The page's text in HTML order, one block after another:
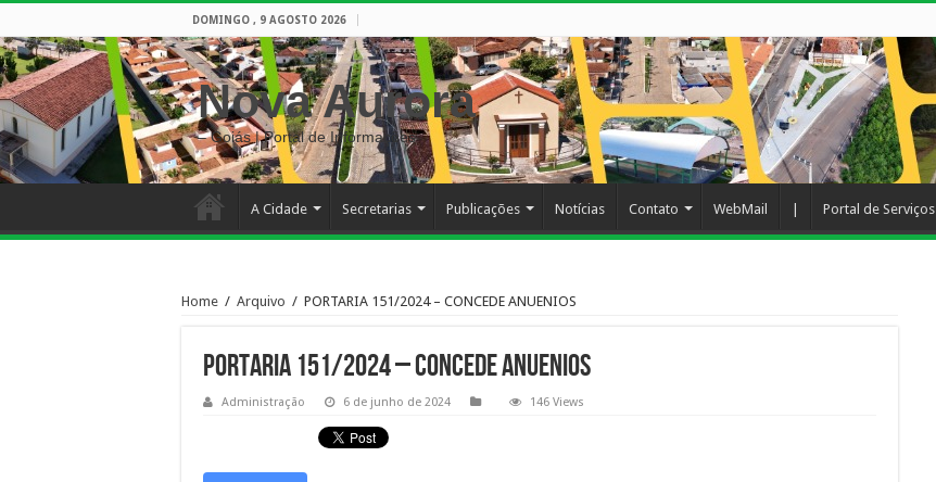
DOMINGO , 9 AGOSTO 2026
Nova Aurora
– Goiás | Portal de Informações
A Cidade Secretarias Publicações Notícias Contato WebMail Portal de Serviços
Home / Arquivo / PORTARIA 151/2024 – CONCEDE ANUENIOS
PORTARIA 151/2024 – CONCEDE ANUENIOS
Administração 6 de junho de 2024 146 Views